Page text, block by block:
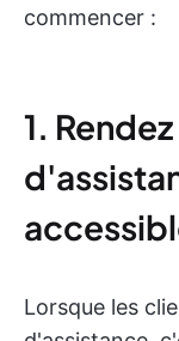
commencer :
1.
Lorsque les